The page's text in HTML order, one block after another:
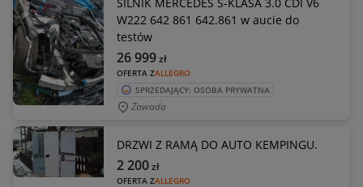
W222 642 861 642.861 w aucie do
testów
OFERTA ZALLEGRO
26 999zł
SPRZEDAJĄCY: OSOBA PRYWATNA
Zawada
DRZWI Z RAMĄ DO AUTO KEMPINGU.
OFERTA ZALLEGRO
2 200zł